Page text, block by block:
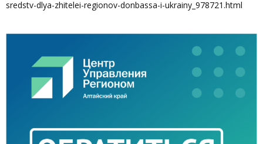
sredstv-dlya-zhitelei-regionov-donbassa-i-ukrainy_978721.html